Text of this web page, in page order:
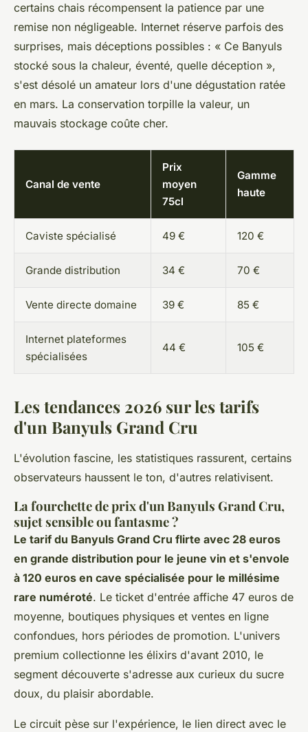
certains chais récompensent la patience par une
remise non négligeable. Internet réserve parfois des
surprises, mais déceptions possibles : « Ce Banyuls
stocké sous la chaleur, éventé, quelle déception »,
s'est désolé un amateur lors d'une dégustation ratée
en mars. La conservation torpille la valeur, un
mauvais stockage coûte cher.
Canal de vente
Prix
moyen
75cl
Gamme
haute
Caviste spécialisé 49 € 120 €
Grande distribution 34 € 70 €
Vente directe domaine 39 € 85 €
Internet plateformes
spécialisées
44 € 105 €
Les tendances 2026 sur les tarifs
d'un Banyuls Grand Cru
L'évolution fascine, les statistiques rassurent, certains
observateurs haussent le ton, d'autres relativisent.
La fourchette de prix d'un Banyuls Grand Cru,
sujet sensible ou fantasme ?
Le tarif du Banyuls Grand Cru flirte avec 28 euros
en grande distribution pour le jeune vin et s'envole
à 120 euros en cave spécialisée pour le millésime
rare numéroté. Le ticket d'entrée affiche 47 euros de
moyenne, boutiques physiques et ventes en ligne
confondues, hors périodes de promotion. L'univers
premium collectionne les élixirs d'avant 2010, le
segment découverte s'adresse aux curieux du sucre
doux, du plaisir abordable.
Le circuit pèse sur l'expérience, le lien direct avec le